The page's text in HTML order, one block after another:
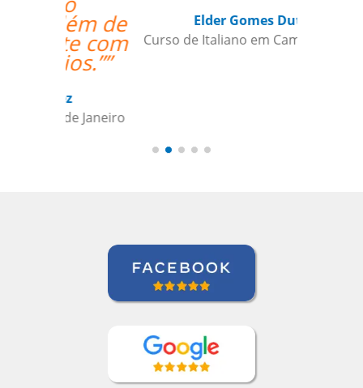
Elder Gomes Dutra
Curso de Italiano em Campo Grande